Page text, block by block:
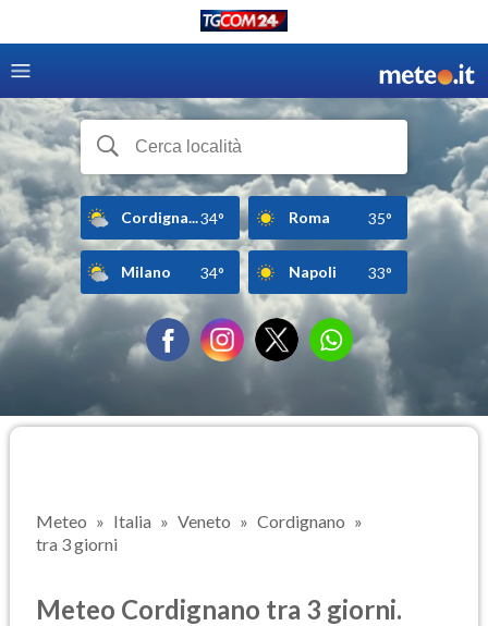
Cordigna...34° Roma 35°
Milano 34° Napoli 33°
Meteo Italia Veneto
Cordignano
tra 3 giorni
Meteo Cordignano tra 3 giorni.